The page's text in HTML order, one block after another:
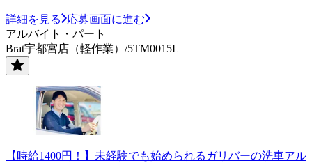
詳細を見る
応募画面に進む
アルバイト・パート
Brat宇都宮店（軽作業）/5TM0015L
【時給1400円！】未経験でも始められるガリバーの洗車アル